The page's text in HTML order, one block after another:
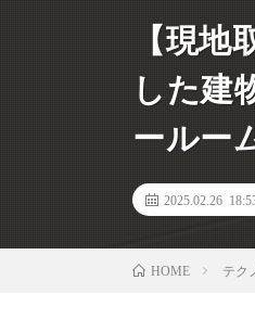
【現
した建
ールー
2025.02.26
HOME テク